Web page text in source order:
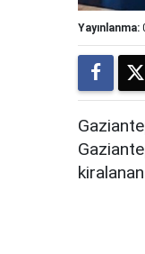
Yayınlanma: